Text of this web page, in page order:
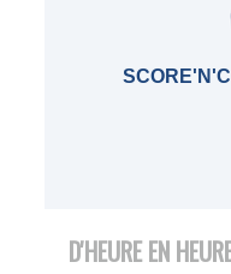
D'HEURE EN